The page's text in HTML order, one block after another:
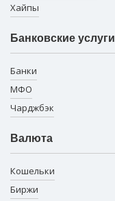
Хайпы
Банковские услуги
Банки
МФО
Чарджбэк
Валюта
Кошельки
Биржи